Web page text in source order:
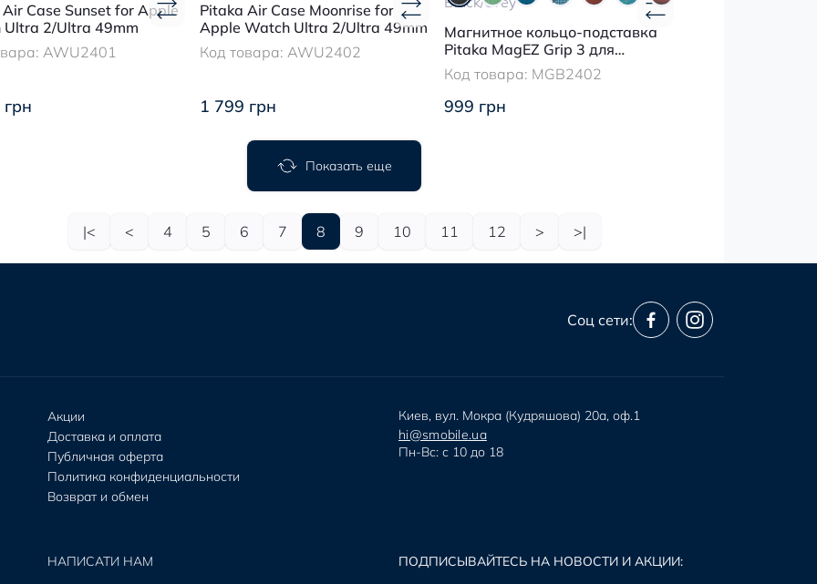
Case Sunset for Apple
Ultra 2/Ultra 49mm
AWU2401
Pitaka Air Case Moonrise for
Apple Watch Ultra 2/Ultra 49mm
Код товара: AWU2402
1 799 грн
Магнитное кольцо-подставка
Pitaka MagEZ Grip 3 для
MagSafe Black/Grey
Код товара: MGB2402
999 грн
Показать еще
|< < 4 5 6 7 8 9 10 11 12 > >|
Соц сети:
Акции
Доставка и оплата
Публичная оферта
Политика конфиденциальности
Возврат и обмен
Киев, вул. Мокра (Кудряшова) 20а, оф.1
hi@smobile.ua
Пн-Вс: с 10 до 18
НАПИСАТИ НАМ ПОДПИСЫВАЙТЕСЬ НА НОВОСТИ И АКЦИИ: